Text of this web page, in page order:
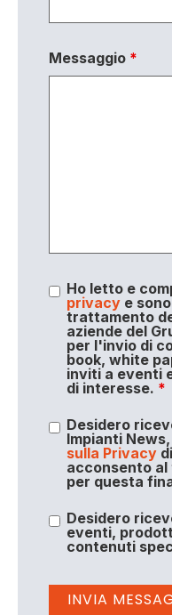
Messaggio *
Ho letto e
privacye
trattamento
aziende del
per l'invio di
book, white
inviti a eventi
di interesse. *
Desidero
Impianti
sulla Privacy
acconsento
per questa
Desidero
eventi,
contenuti